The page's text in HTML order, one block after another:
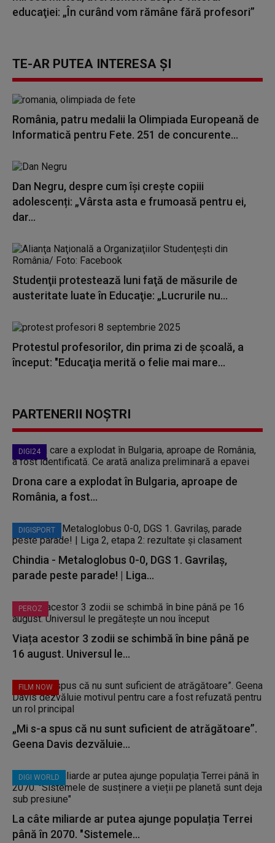
educaţiei: „În curând vom rămâne fără profesori”
TE-AR PUTEA INTERESA ȘI
România, patru medalii la Olimpiada Europeană de
Informatică pentru Fete. 251 de concurente...
Dan Negru, despre cum își crește copiii
adolescenți: „Vârsta asta e frumoasă pentru ei,
dar...
Studenţii protestează luni faţă de măsurile de
austeritate luate în Educaţie: „Lucrurile nu...
Protestul profesorilor, din prima zi de școală, a
început: "Educaţia merită o felie mai mare...
PARTENERII NOȘTRI
DIGI24
Drona care a explodat în Bulgaria, aproape de
România, a fost...
DIGISPORT
Chindia - Metaloglobus 0-0, DGS 1. Gavrilaș,
parade peste parade! | Liga...
PEROZ
Viața acestor 3 zodii se schimbă în bine până pe
16 august. Universul le...
FILM NOW
„Mi s-a spus că nu sunt suficient de atrăgătoare”.
Geena Davis dezvăluie...
DIGI WORLD
La câte miliarde ar putea ajunge populația Terrei
până în 2070. "Sistemele...